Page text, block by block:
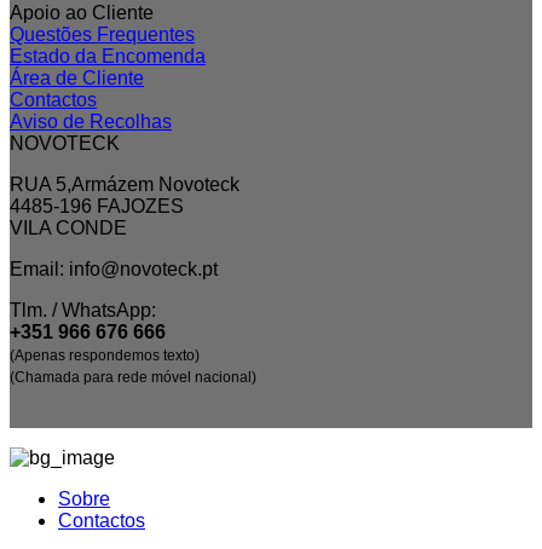
Apoio ao Cliente
Questões Frequentes
Estado da Encomenda
Área de Cliente
Contactos
Aviso de Recolhas
NOVOTECK
RUA 5,Armázem Novoteck
4485-196 FAJOZES
VILA CONDE
Email: info@novoteck.pt
Tlm. / WhatsApp:
+351 966 676 666
(Apenas respondemos texto)
(Chamada para rede móvel nacional)
Sobre
Contactos